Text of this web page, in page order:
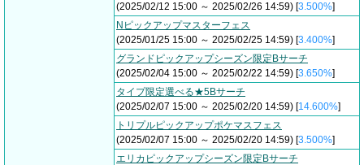
(2025/02/12 15:00 ～ 2025/02/26 14:59) [3.500%]
Nピックアップマスターフェス
(2025/01/25 15:00 ～ 2025/02/25 14:59) [3.400%]
グランドピックアップシーズン限定Bサーチ
(2025/02/04 15:00 ～ 2025/02/22 14:59) [3.650%]
タイプ限定選べる★5Bサーチ
(2025/02/07 15:00 ～ 2025/02/20 14:59) [14.600%]
トリプルピックアップポケマスフェス
(2025/02/07 15:00 ～ 2025/02/20 14:59) [3.500%]
エリカピックアップシーズン限定Bサーチ